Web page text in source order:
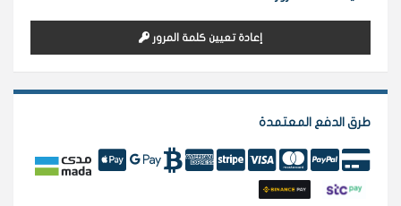
إعادة تعيين كلمة المرور
طرق الدفع المعتمدة